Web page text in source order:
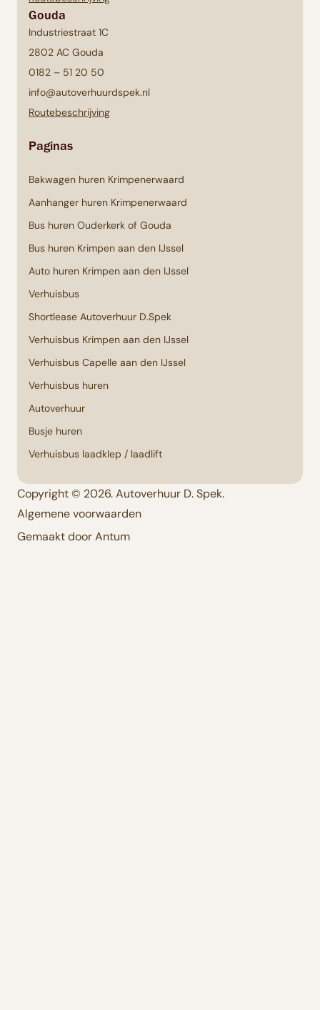
Gouda
Industriestraat 1C
2802 AC Gouda
0182 – 51 20 50
info@autoverhuurdspek.nl
Routebeschrijving
Paginas
Bakwagen huren Krimpenerwaard
Aanhanger huren Krimpenerwaard
Bus huren Ouderkerk of Gouda
Bus huren Krimpen aan den IJssel
Auto huren Krimpen aan den IJssel
Verhuisbus
Shortlease Autoverhuur D.Spek
Verhuisbus Krimpen aan den IJssel
Verhuisbus Capelle aan den IJssel
Verhuisbus huren
Autoverhuur
Busje huren
Verhuisbus laadklep / laadlift
Copyright © 2026. Autoverhuur D. Spek.
Algemene voorwaarden
Gemaakt door Antum